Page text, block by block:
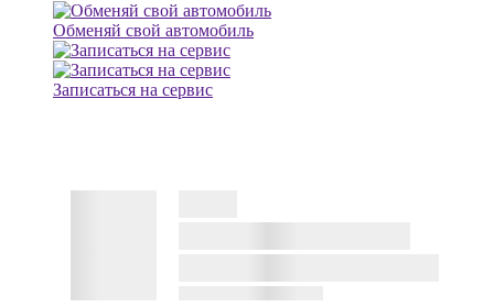
Обменяй свой автомобиль
Записаться на сервис